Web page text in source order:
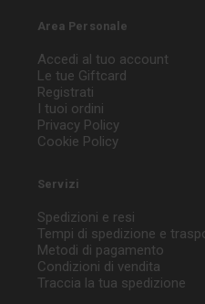
Area Personale
Accedi al tuo account
Le tue Giftcard
Registrati
I tuoi ordini
Privacy Policy
Cookie Policy
Servizi
Spedizioni e resi
Tempi di spedizione e
Metodi di pagamento
Condizioni di vendita
Traccia la tua spedizione